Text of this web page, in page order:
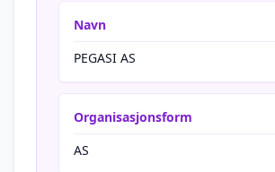
Navn
PEGASI AS
Organisasjonsform
AS